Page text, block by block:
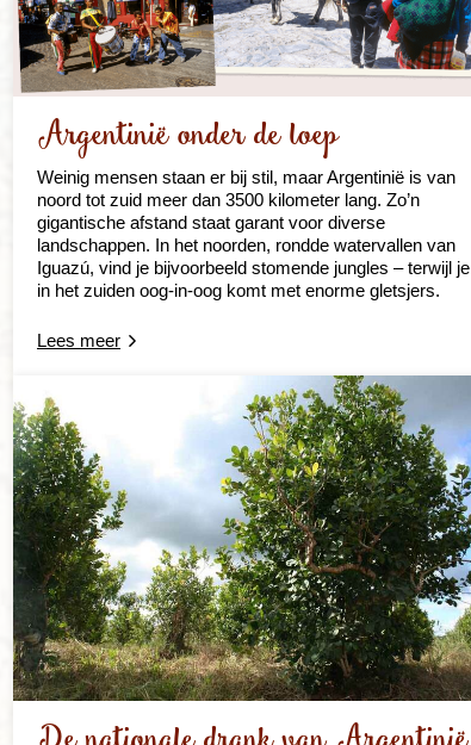
Argentinië onder de loep
Weinig mensen staan er bij stil, maar Argentinië is van
noord tot zuid meer dan 3500 kilometer lang. Zo’n
gigantische afstand staat garant voor diverse
landschappen. In het noorden, rondde watervallen van
Iguazú, vind je bijvoorbeeld stomende jungles – terwijl je
in het zuiden oog-in-oog komt met enorme gletsjers.
Lees meer